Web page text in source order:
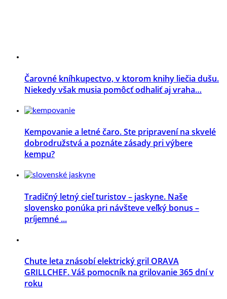
Čarovné kníhkupectvo, v ktorom knihy liečia dušu.
Niekedy však musia pomôcť odhaliť aj vraha…
Kempovanie a letné čaro. Ste pripravení na skvelé
dobrodružstvá a poznáte zásady pri výbere
kempu?
Tradičný letný cieľ turistov – jaskyne. Naše
slovensko ponúka pri návšteve veľký bonus –
príjemné ...
Chute leta znásobí elektrický gril ORAVA
GRILLCHEF. Váš pomocník na grilovanie 365 dní v
roku